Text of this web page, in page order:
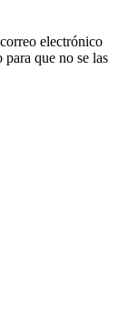
electrónico
que no se las
del autor